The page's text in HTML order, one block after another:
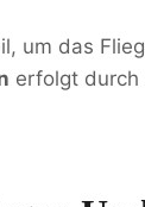
um das
erfolgt durch